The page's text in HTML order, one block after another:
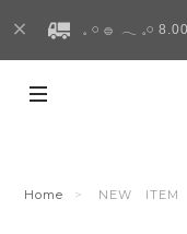
𓈒 𓏸 𓐍 𓂃 𓈒𓏸
Home NEW ITEM